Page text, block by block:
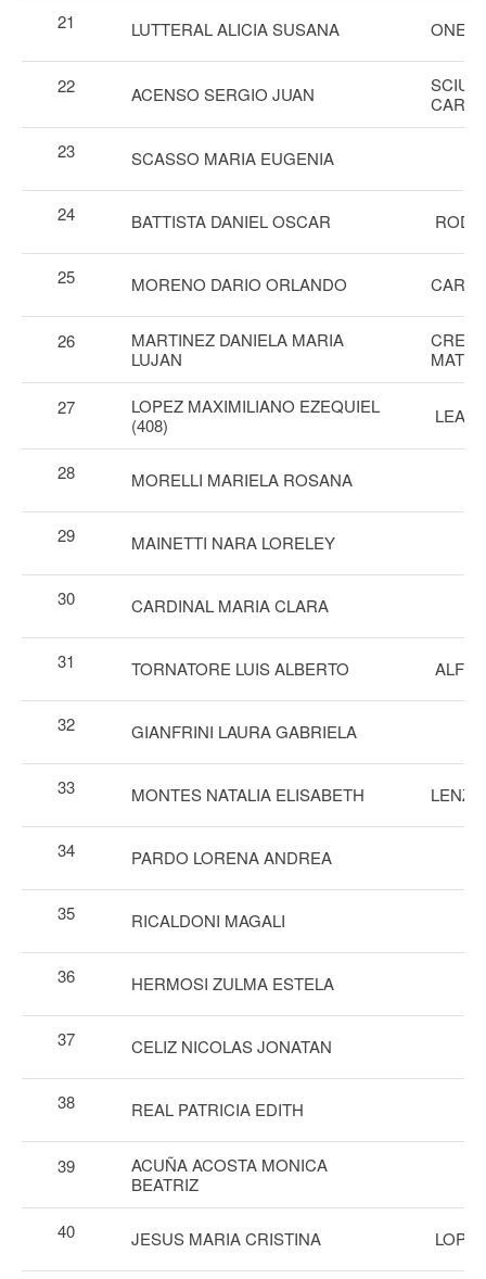
21 LUTTERAL ALICIA SUSANA
22 ACENSO SERGIO JUAN
23 SCASSO MARIA EUGENIA
24 BATTISTA DANIEL OSCAR
25 MORENO DARIO ORLANDO
26
MARTINEZ DANIELA MARIA
LUJAN
27
LOPEZ MAXIMILIANO EZEQUIEL
(408)
LEAL
28 MORELLI MARIELA ROSANA
29 MAINETTI NARA LORELEY
30 CARDINAL MARIA CLARA
31 TORNATORE LUIS ALBERTO
32 GIANFRINI LAURA GABRIELA
33 MONTES NATALIA ELISABETH
34 PARDO LORENA ANDREA
35 RICALDONI MAGALI
36 HERMOSI ZULMA ESTELA
37 CELIZ NICOLAS JONATAN
38 REAL PATRICIA EDITH
39
ACUÑA ACOSTA MONICA
BEATRIZ
40 JESUS MARIA CRISTINA